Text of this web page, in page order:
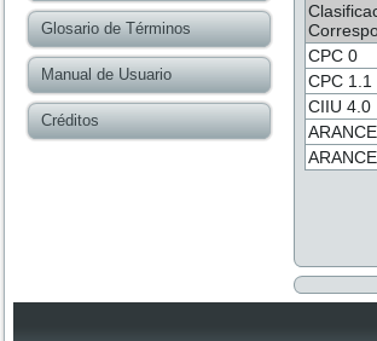
Glosario de Términos
Manual de Usuario
Créditos
CPC 0
CPC 1.1
CIIU 4.0